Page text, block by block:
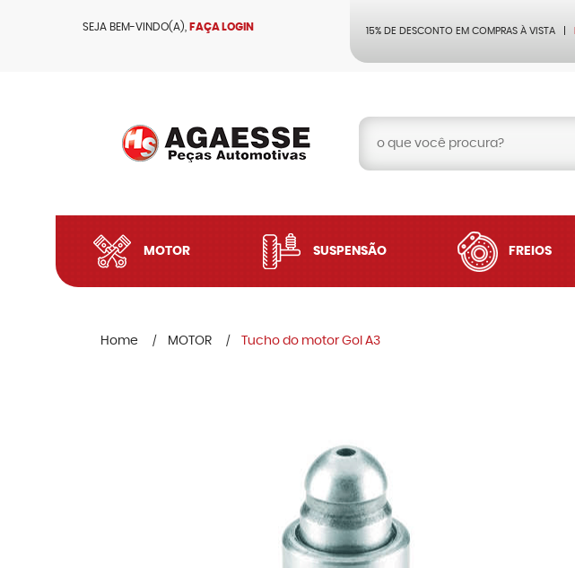
SEJA BEM-VINDO(A), FAÇA LOGIN 15% DE DESCONTO EM COMPRAS À VISTA
MOTOR SUSPENSÃO FREIOS
Home MOTOR Tucho do motor Gol A3